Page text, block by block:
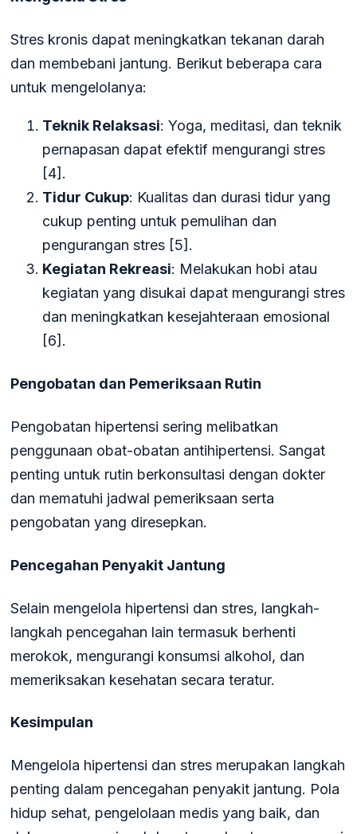
Stres kronis dapat meningkatkan tekanan darah
dan membebani jantung. Berikut beberapa cara
untuk mengelolanya:
Teknik Relaksasi: Yoga, meditasi, dan teknik
pernapasan dapat efektif mengurangi stres
[4].
Tidur Cukup: Kualitas dan durasi tidur yang
cukup penting untuk pemulihan dan
pengurangan stres [5].
Kegiatan Rekreasi: Melakukan hobi atau
kegiatan yang disukai dapat mengurangi stres
dan meningkatkan kesejahteraan emosional
[6].
Pengobatan dan Pemeriksaan Rutin
Pengobatan hipertensi sering melibatkan
penggunaan obat-obatan antihipertensi. Sangat
penting untuk rutin berkonsultasi dengan dokter
dan mematuhi jadwal pemeriksaan serta
pengobatan yang diresepkan.
Pencegahan Penyakit Jantung
Selain mengelola hipertensi dan stres, langkah-
langkah pencegahan lain termasuk berhenti
merokok, mengurangi konsumsi alkohol, dan
memeriksakan kesehatan secara teratur.
Kesimpulan
Mengelola hipertensi dan stres merupakan langkah
penting dalam pencegahan penyakit jantung. Pola
hidup sehat, pengelolaan medis yang baik, dan